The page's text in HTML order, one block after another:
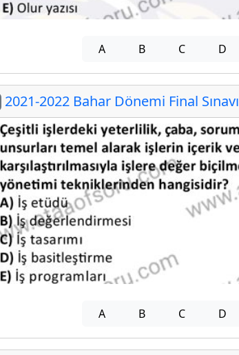
A B C D
2021-2022 Bahar Dönemi Final Sınavı
A B C D